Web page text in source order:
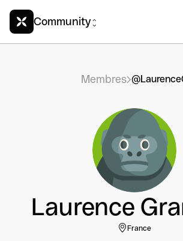
Community
Membres
Laurence
France